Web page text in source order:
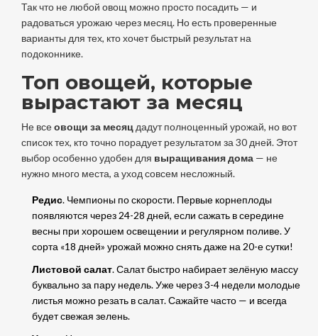
Так что не любой овощ можно просто посадить — и
радоваться урожаю через месяц. Но есть проверенные
варианты для тех, кто хочет быстрый результат на
подоконнике.
Топ овощей, которые
вырастают за месяц
Не всеовощи за месяцдадут полноценный урожай, но вот
список тех, кто точно порадует результатом за 30 дней. Этот
выбор особенно удобен для выращивания дома— не
нужно много места, а уход совсем несложный.
Редис. Чемпионы по скорости. Первые корнеплоды
появляются через 24-28 дней, если сажать в середине
весны при хорошем освещении и регулярном поливе. У
сорта «18 дней» урожай можно снять даже на 20-е сутки!
Листовой салат. Салат быстро набирает зелёную массу
буквально за пару недель. Уже через 3-4 недели молодые
листья можно резать в салат. Сажайте часто — и всегда
будет свежая зелень.